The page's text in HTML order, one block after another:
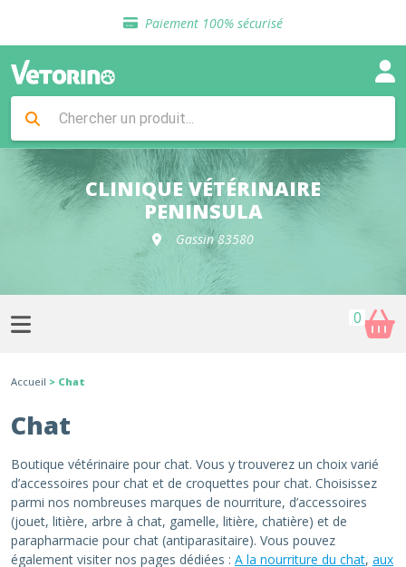
Paiement 100% sécurisé
Livraison gratuite en clinique vétérinaire
Sélection de croquettes vétérinaire
Livraison gratuite en clinique vétérinaire
Retour gratuit en clinique
Sélection de croquettes vétérinaire
CLINIQUE VÉTÉRINAIRE
PENINSULA
Gassin 83580
0
Accueil > Chat
Chat
Boutique vétérinaire pour chat. Vous y trouverez un choix varié
d’accessoires pour chat et de croquettes pour chat. Choisissez
parmi nos nombreuses marques de nourriture, d’accessoires
(jouet, litière, arbre à chat, gamelle, litière, chatière) et de
parapharmacie pour chat (antiparasitaire). Vous pouvez
également visiter nos pages dédiées : A la nourriture du chat, aux